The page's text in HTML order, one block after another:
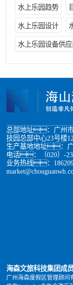
水上乐园趋势
水上乐园设计
水上乐园设备供
总部地址：广州市
技园总部中心23号楼
生产基地地址：
电话：（020）-
业务热线：
海森文旅科技集团成
广州海森度假区管理顾问